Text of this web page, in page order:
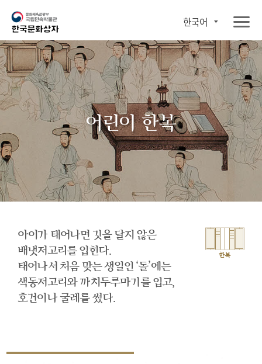
한국어
어린이 한복
아이가 태어나면 깃을 달지 않은
배냇저고리를 입힌다.
태어나서 처음 맞는 생일인 ‘돌’에는
색동저고리와 까치두루마기를 입고,
호건이나 굴레를 썼다.
한복